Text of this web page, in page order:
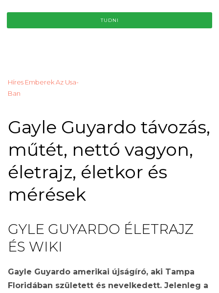
TUDNI
Híres Emberek Az Usa-
Ban
Gayle Guyardo távozás,
műtét, nettó vagyon,
életrajz, életkor és
mérések
GYLE GUYARDO ÉLETRAJZ
ÉS WIKI
Gayle Guyardo amerikai újságíró, aki Tampa
Floridában született és nevelkedett. Jelenleg a